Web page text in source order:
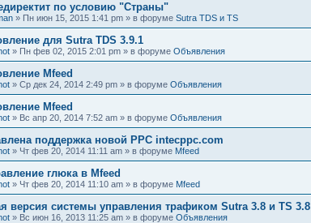
по условию "Страны"
» Пн июн 15, 2015 1:41 pm » в форуме Sutra TDS и TS
для Sutra TDS 3.9.1
» Пн фев 02, 2015 2:01 pm » в форуме Объявления
Mfeed
» Ср дек 24, 2014 2:49 pm » в форуме Объявления
Mfeed
» Вс апр 20, 2014 7:52 am » в форуме Объявления
поддержка новой PPC intecppc.com
» Чт фев 20, 2014 11:11 am » в форуме Mfeed
глюка в Mfeed
» Чт фев 20, 2014 11:10 am » в форуме Mfeed
версия системы управления трафиком Sutra 3.8 и TS 3.8
» Вс июн 16, 2013 11:25 am » в форуме Объявления